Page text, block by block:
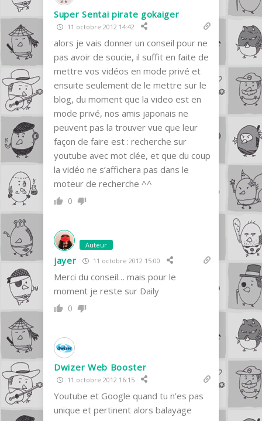
Super Sentai pirate gokaiger
11 octobre 2012 14:42
alors je vais donner un conseil pour ne
pas avoir de soucie, il suffit en faite de
mettre vos vidéos en mode privé et
ensuite seulement de le mettre sur le
blog, du moment que la video est en
mode privé, nos amis japonais ne
peuvent pas la trouver vue que leur
façon de faire est : recherche sur
youtube avec mot clée, et que du coup
la vidéo ne s’affichera pas dans le
moteur de recherche ^^
0
Auteur
jayer 11 octobre 2012 15:00
Merci du conseil… mais pour le
moment je reste sur Daily
0
Dwizer Web Booster
11 octobre 2012 16:15
Youtube et Google quand tu n’es pas
unique et pertinent alors balayage